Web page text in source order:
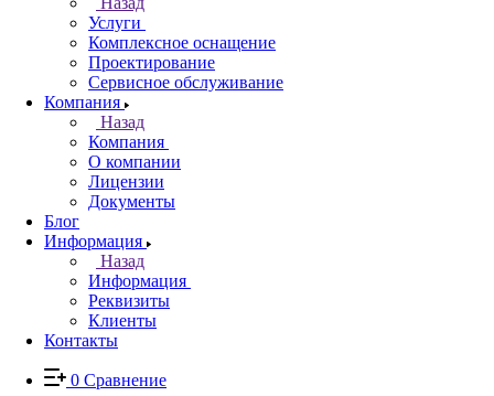
Услуги
Комплексное оснащение
Проектирование
Сервисное обслуживание
Компания
Назад
Компания
О компании
Лицензии
Документы
Блог
Информация
Назад
Информация
Реквизиты
Клиенты
Контакты
0 Сравнение